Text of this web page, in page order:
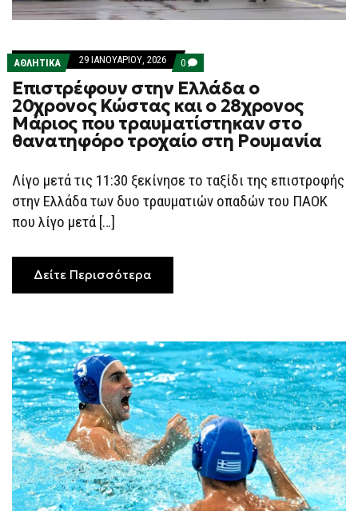
ΑΘΛΗΤΙΚΑ 29 ΙΑΝΟΥΑΡΊΟΥ, 2026 0 COMMENTS
ON
ΕΠΙΣΤΡΈΦΟΥΝ
ΣΤΗΝ
ΕΛΛΆΔΑ
Ο
20ΧΡΟΝΟΣ
ΚΏΣΤΑΣ
28ΧΡΟΝΟΣ
ΜΆΡΙΟΣ
ΠΟΥ
Επιστρέφουν στην Ελλάδα ο
20χρονος Κώστας και ο 28χρονος
Μάριος που τραυματίστηκαν στο
θανατηφόρο τροχαίο στη Ρουμανία
Λίγο μετά τις 11:30 ξεκίνησε το ταξίδι της επιστροφής
στην Ελλάδα των δυο τραυματιών οπαδών του ΠΑΟΚ
που λίγο μετά […]
Δείτε Περισσότερα